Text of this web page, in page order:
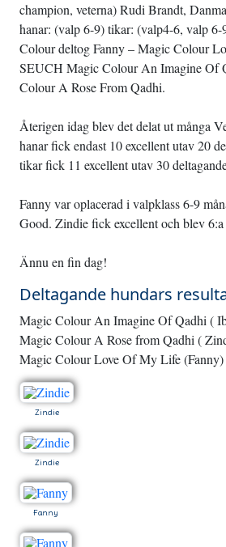
champion, veterna) Rudi Brandt,
hanar: (valp 6-9) tikar: (valp4-6, valp
Colour deltog Fanny – Magic Colour
SEUCH Magic Colour An Imagine Of
Colour A Rose From Qadhi.
Återigen idag blev det delat ut många
hanar fick endast 10 excellent utav 20
tikar fick 11 excellent utav 30
Fanny var oplacerad i valpklass 6-9
Good. Zindie fick excellent och blev 6:a
Ännu en fin dag!
Deltagande hundars
Magic Colour An Imagine Of Qadhi (
Magic Colour A Rose from Qadhi (
Magic Colour Love Of My Life (Fanny)
Zindie
Zindie
Fanny